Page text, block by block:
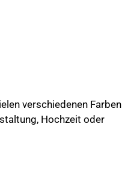
verschiedenen Farben
Hochzeit oder